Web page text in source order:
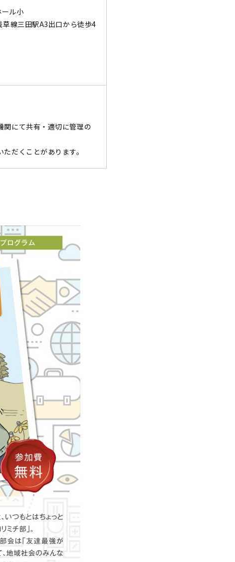
ル小
線三田駅A3出口から徒歩4
にて共有・適切に管理の
だくことがあります。